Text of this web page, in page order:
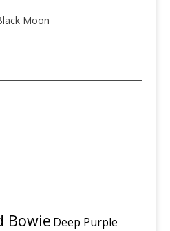
Moon
Bowie Deep Purple